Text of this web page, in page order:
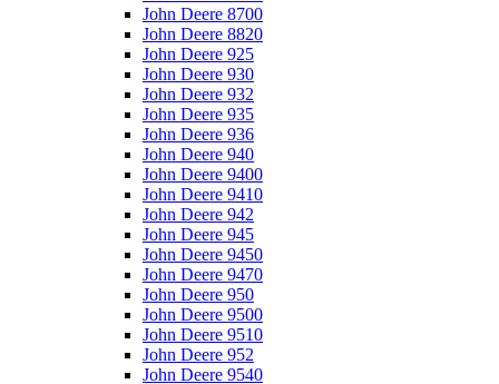
John Deere 8700
John Deere 8820
John Deere 925
John Deere 930
John Deere 932
John Deere 935
John Deere 936
John Deere 940
John Deere 9400
John Deere 9410
John Deere 942
John Deere 945
John Deere 9450
John Deere 9470
John Deere 950
John Deere 9500
John Deere 9510
John Deere 952
John Deere 9540